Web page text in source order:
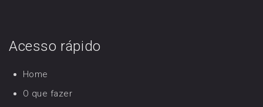
Acesso rápido
Home
O que fazer